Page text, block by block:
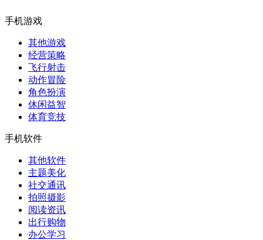
手机游戏
其他游戏
经营策略
飞行射击
动作冒险
角色扮演
休闲益智
体育竞技
手机软件
其他软件
主题美化
社交通讯
拍照摄影
阅读资讯
出行购物
办公学习